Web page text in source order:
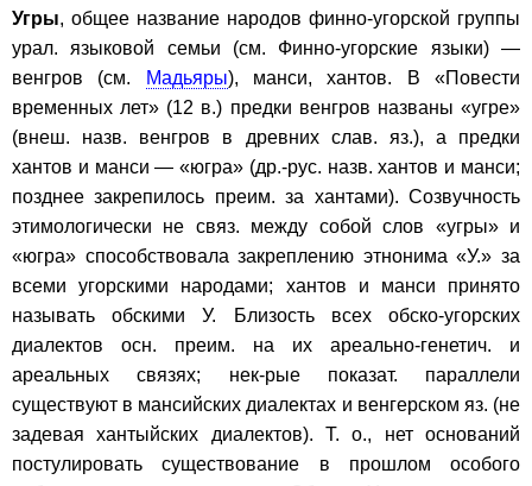
Угры, общее название народов финно-угорской группы
урал. языковой семьи (см. Финно-угорские языки) —
венгров (см.
Мадьяры), манси, хантов. В «Повести
временных лет» (12 в.) предки венгров названы «угре»
(внеш. назв. венгров в древних слав. яз.), а предки
хантов и манси — «югра» (др.-рус. назв. хантов и манси;
позднее закрепилось преим. за хантами). Созвучность
этимологически не связ. между собой слов «угры» и
«югра» способствовала закреплению этнонима «У.» за
всеми угорскими народами; хантов и манси принято
называть обскими У. Близость всех обско-угорских
диалектов осн. преим. на их ареально-генетич. и
ареальных связях; нек-рые показат. параллели
существуют в мансийских диалектах и венгерском яз. (не
задевая хантыйских диалектов). Т. о., нет оснований
постулировать существование в прошлом особого